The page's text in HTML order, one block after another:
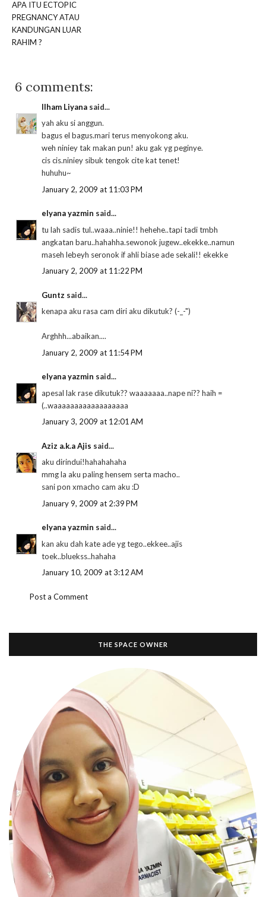
APA ITU ECTOPIC
PREGNANCY ATAU
KANDUNGAN LUAR
RAHIM ?
6 comments:
Ilham Liyana said...
yah aku si anggun.
bagus el bagus.mari terus menyokong aku.
weh niniey tak makan pun! aku gak yg peginye.
cis cis.niniey sibuk tengok cite kat tenet!
huhuhu~
January 2, 2009 at 11:03 PM
elyana yazmin said...
tu lah sadis tul..waaa..ninie!! hehehe..tapi tadi tmbh
angkatan baru..hahahha.sewonok jugew..ekekke..namun
maseh lebeyh seronok if ahli biase ade sekali!! ekekke
January 2, 2009 at 11:22 PM
Guntz said...
kenapa aku rasa cam diri aku dikutuk? (-_-")
Arghhh...abaikan....
January 2, 2009 at 11:54 PM
elyana yazmin said...
apesal lak rase dikutuk?? waaaaaaa..nape ni?? haih =
(..waaaaaaaaaaaaaaaaaa
January 3, 2009 at 12:01 AM
Aziz a.k.a Ajis said...
aku dirindui!hahahahaha
mmg la aku paling hensem serta macho..
sani pon xmacho cam aku :D
January 9, 2009 at 2:39 PM
elyana yazmin said...
kan aku dah kate ade yg tego..ekkee..ajis
toek..bluekss..hahaha
January 10, 2009 at 3:12 AM
Post a Comment
THE SPACE OWNER